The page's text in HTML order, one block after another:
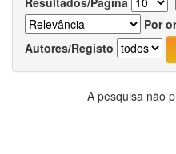
Por
Autores/Registo
A pesquisa não